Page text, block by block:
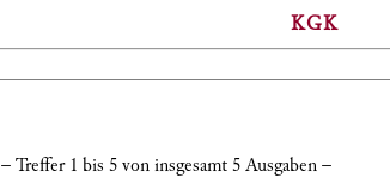
KGK
– Treffer 1 bis 5 von insgesamt 5 Ausgaben –